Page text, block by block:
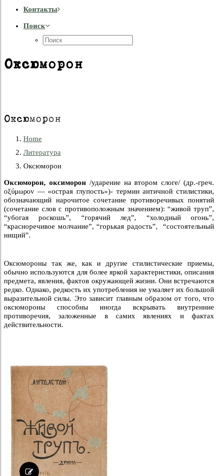
Контакты
Поиск
Оксюморон
Оксюморон
Home
Литература
Оксюморон
Оксюморон, оксиморон/ударение на втором слоге/ (др.-греч.
οξύμωρον — «острая глупость»)- термин античной стилистики,
обозначающий нарочитое сочетание противоречивых понятий
(сочетание слов с противоположным значением): “живой труп”,
“убогая роскошь”, “горячий лед”, “холодный огонь”,
“красноречивое молчание”, “горькая радость”, “состоятельный
нищий”.
Оксюмороны так же, как и другие стилистические приемы,
обычно используются для более яркой характеристики, описания
предмета, явления, фактов окружающей жизни. Они встречаются
редко. Однако, редкость их употребления не умаляет их большой
выразительной силы. Это зависит главным образом от того, что
оксюмороны способны иногда вскрывать внутренние
противоречия, заложенные в самих явлениях и фактах
действительности.